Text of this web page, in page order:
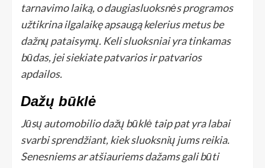
tarnavimo laiką, o daugiasluoksnės programos
užtikrina ilgalaikę apsaugą kelerius metus be
dažnų pataisymų. Keli sluoksniai yra tinkamas
būdas, jei siekiate patvarios ir patvarios
apdailos.
Dažų būklė
Jūsų automobilio dažų būklė taip pat yra labai
svarbi sprendžiant, kiek sluoksnių jums reikia.
Senesniems ar atšiauriems dažams gali būti